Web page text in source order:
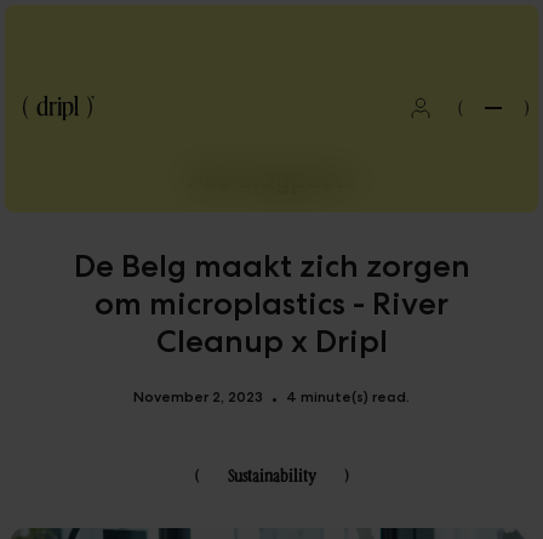
Blog
( )
De Belg maakt zich zorgen
om microplastics - River
Cleanup x Dripl
November 2, 2023 • 4 minute(s) read.
( Sustainability )